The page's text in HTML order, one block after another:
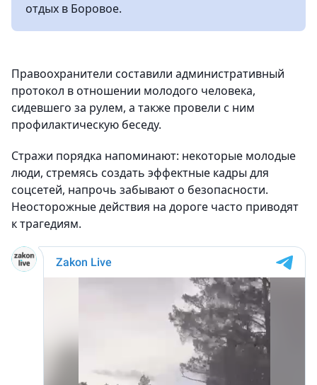
отдых в Боровое.
Правоохранители составили административный
протокол в отношении молодого человека,
сидевшего за рулем, а также провели с ним
профилактическую беседу.
Стражи порядка напоминают: некоторые молодые
люди, стремясь создать эффектные кадры для
соцсетей, напрочь забывают о безопасности.
Неосторожные действия на дороге часто приводят
к трагедиям.